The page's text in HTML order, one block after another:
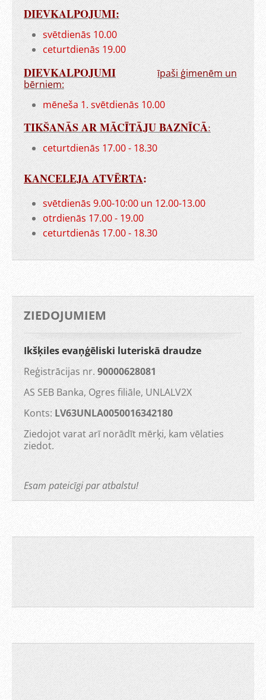
DIEVKALPOJUMI:
svētdienās 10.00
ceturtdienās 19.00
DIEVKALPOJUMI
īpaši ģimenēm un
bērniem:
mēneša 1. svētdienās 10.00
TIKŠANĀS AR MĀCĪTĀJU BAZNĪCĀ:
ceturtdienās 17.00 - 18.30
KANCELEJA ATVĒRTA:
svētdienās 9.00-10:00 un 12.00-13.00
otrdienās 17.00 - 19.00
ceturtdienās 17.00 - 18.30
ZIEDOJUMIEM
Ikšķiles evaņģēliski luteriskā draudze
Reģistrācijas nr. 90000628081
AS SEB Banka, Ogres filiāle, UNLALV2X
Konts: LV63UNLA0050016342180
Ziedojot varat arī norādīt mērķi, kam vēlaties
ziedot.
Esam pateicīgi par atbalstu!